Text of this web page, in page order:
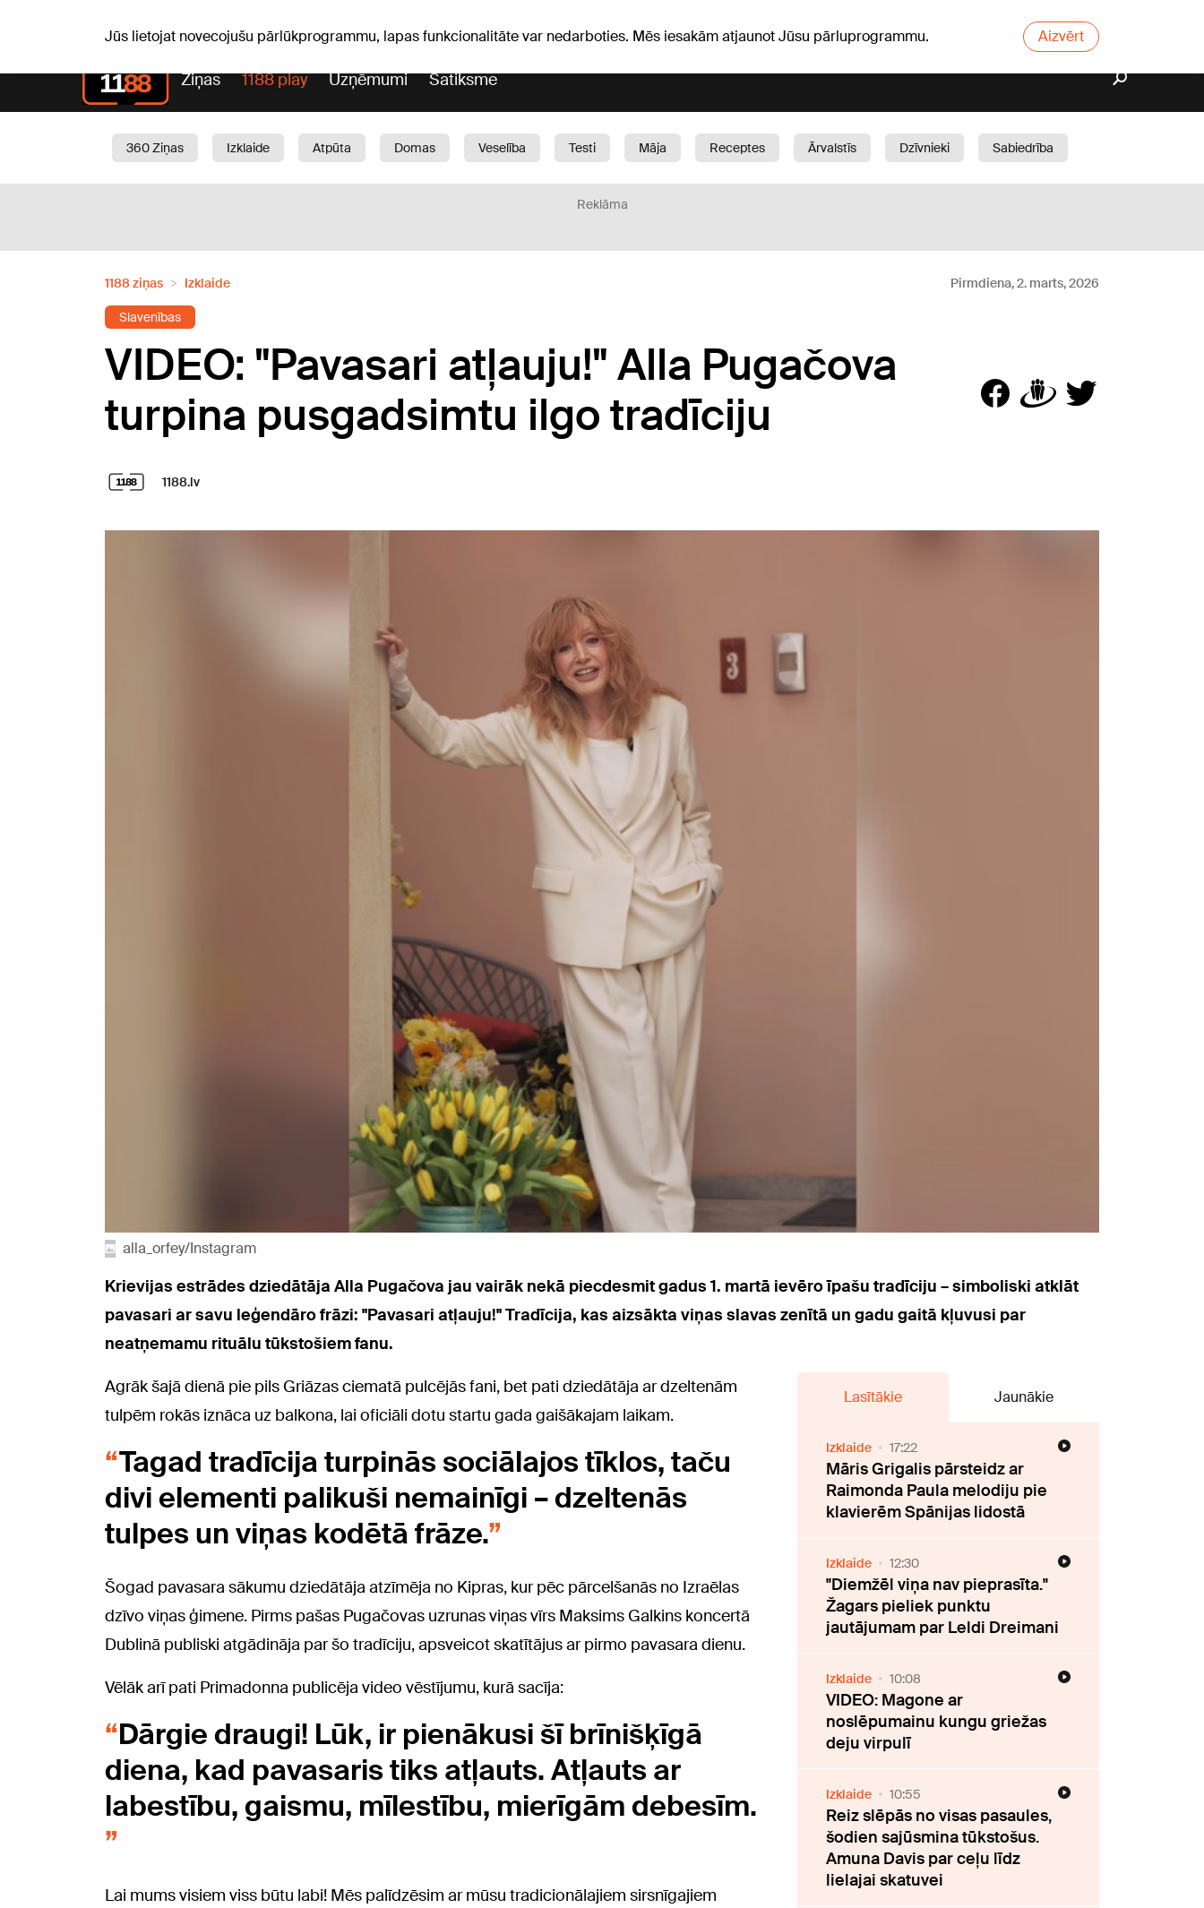
Jūs lietojat novecojušu pārlūkprogrammu, lapas funkcionalitāte var nedarboties. Mēs iesakām atjaunot Jūsu pārluprogrammu. Aizvērt
Ziņas 1188 play Uzņēmumi Satiksme
360 Ziņas Izklaide Atpūta Domas Veselība Testi Māja Receptes Ārvalstīs Dzīvnieki
Sabiedrība
Reklāma
1188 ziņas Izklaide Pirmdiena, 2. marts, 2026
Slavenības
VIDEO: "Pavasari atļauju!" Alla Pugačova
turpina pusgadsimtu ilgo tradīciju
1188.lv
alla_orfey/Instagram
Krievijas estrādes dziedātāja Alla Pugačova jau vairāk nekā piecdesmit gadus 1. martā ievēro īpašu tradīciju – simboliski atklāt
pavasari ar savu leģendāro frāzi: "Pavasari atļauju!" Tradīcija, kas aizsākta viņas slavas zenītā un gadu gaitā kļuvusi par
neatņemamu rituālu tūkstošiem fanu.
Agrāk šajā dienā pie pils Griāzas ciematā pulcējās fani, bet pati dziedātāja ar dzeltenām
tulpēm rokās iznāca uz balkona, lai oficiāli dotu startu gada gaišākajam laikam.
Tagad tradīcija turpinās sociālajos tīklos, taču
divi elementi palikuši nemainīgi – dzeltenās
tulpes un viņas kodētā frāze.
Šogad pavasara sākumu dziedātāja atzīmēja no Kipras, kur pēc pārcelšanās no Izraēlas
dzīvo viņas ģimene. Pirms pašas Pugačovas uzrunas viņas vīrs Maksims Galkins koncertā
Dublinā publiski atgādināja par šo tradīciju, apsveicot skatītājus ar pirmo pavasara dienu.
Vēlāk arī pati Primadonna publicēja video vēstījumu, kurā sacīja:
Dārgie draugi! Lūk, ir pienākusi šī brīnišķīgā
diena, kad pavasaris tiks atļauts. Atļauts ar
labestību, gaismu, mīlestību, mierīgām debesīm.
Lai mums visiem viss būtu labi! Mēs palīdzēsim ar mūsu tradicionālajiem sirsnīgajiem
Lasītākie Jaunākie
Izklaide 17:22
Māris Grigalis pārsteidz ar
Raimonda Paula melodiju pie
klavierēm Spānijas lidostā
Izklaide 12:30
"Diemžēl viņa nav pieprasīta."
Žagars pieliek punktu
jautājumam par Leldi Dreimani
Izklaide 10:08
VIDEO: Magone ar
noslēpumainu kungu griežas
deju virpulī
Izklaide 10:55
Reiz slēpās no visas pasaules,
šodien sajūsmina tūkstošus.
Amuna Davis par ceļu līdz
lielajai skatuvei